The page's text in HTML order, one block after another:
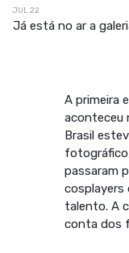
JUL 22
Já está no ar a
A primeira
aconteceu
Brasil
passaram
cosplayers
talento. A
conta dos